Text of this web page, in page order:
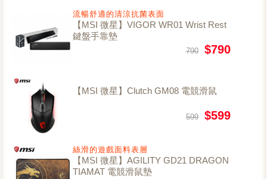
流暢舒適的清涼抗菌表面
【MSI 微星】VIGOR WR01 Wrist Rest
鍵盤手靠墊
790 $790
【MSI 微星】Clutch GM08 電競滑鼠
599 $599
絲滑的遊戲面料表層
【MSI 微星】AGILITY GD21 DRAGON
TIAMAT 電競滑鼠墊